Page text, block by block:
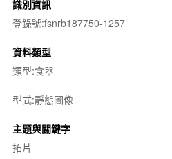
識別資訊
登錄號:fsnrb187750-1257
資料類型
類型:食器
型式:靜態圖像
主題與關鍵字
拓片